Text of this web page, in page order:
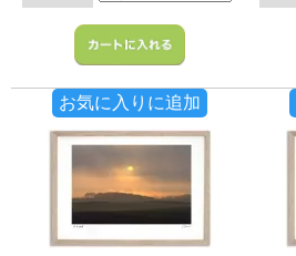
お気に入りに追加